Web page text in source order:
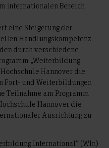
internationalen Bereich
eine Steigerung der
Handlungskompetenz
durch verschiedene
„Weiterbildung
Hannover die
Fort- und Weiterbildungen
Teilnahme am Programm
Hannover die
Ausrichtung zu
International“ (WIn)